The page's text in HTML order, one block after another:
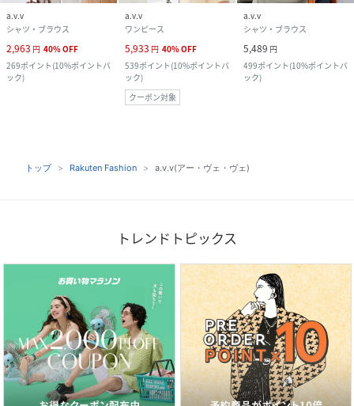
a.v.v
シャツ・ブラウス
2,963 円 40%OFF
269ポイント(10%ポイントバ
ック)
a.v.v
ワンピース
5,933 円 40%OFF
539ポイント(10%ポイントバ
ック)
クーポン対象
a.v.v
シャツ・ブラウス
5,489 円
499ポイント(10%ポイントバ
ック)
トップ Rakuten Fashion a.v.v(アー・ヴェ・ヴェ)
トレンドトピックス